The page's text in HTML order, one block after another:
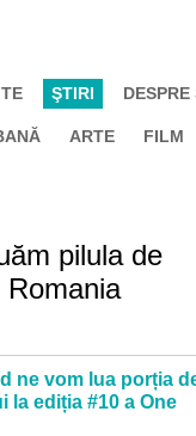
ŞTIRI DESPRE
ARTE FILM
pilula de
ne vom lua porția
ediția #10 a One